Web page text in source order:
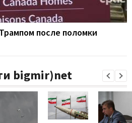
после поломки
bigmir)net